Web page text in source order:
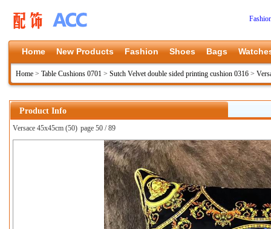
Home New Products Fashion Shoes Bags
Home > Table Cushions 0701 > Sutch Velvet double sided printing cushion 0316 >
Product Info
Versace 45x45cm (50) page 50 / 89
上一张